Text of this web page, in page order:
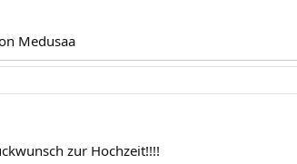
Medusaa
zur Hochzeit!!!!